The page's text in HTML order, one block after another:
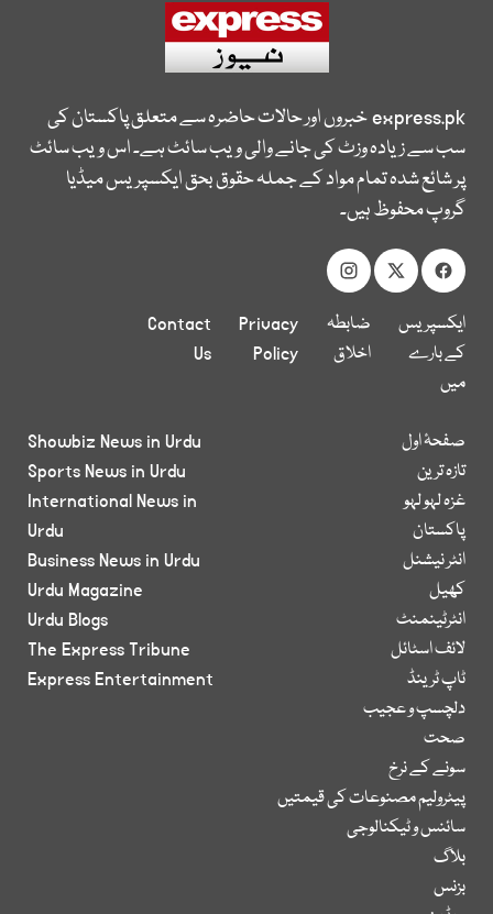
express.pkخبروں اور حالات حاضرہ سے متعلق پاکستان کی
سب سے زیادہ وزٹ کی جانے والی ویب سائٹ ہے۔ اس ویب سائٹ
پر شائع شدہ تمام مواد کے جملہ حقوق بحق ایکسپریس میڈیا
گروپ محفوظ ہیں۔
ایکسپریس
کے بارے
میں
ضابطہ
اخلاق
Privacy
Policy
Contact
Us
صفحۂ اول
تازہ ترین
غزہ لہو لہو
پاکستان
انٹر نیشنل
کھیل
انٹرٹینمنٹ
لائف اسٹائل
ٹاپ ٹرینڈ
دلچسپ و عجیب
صحت
سونے کے نرخ
پیٹرولیم مصنوعات کی قیمتیں
سائنس و ٹیکنالوجی
بلاگ
بزنس
Showbiz News in Urdu
Sports News in Urdu
International News in
Urdu
Business News in Urdu
Urdu Magazine
Urdu Blogs
The Express Tribune
Express Entertainment